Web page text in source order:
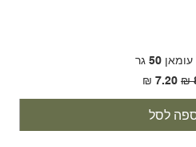
50 גר
רגילמחיר מבצע
לסל